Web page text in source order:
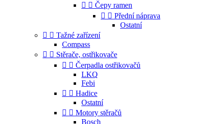
  Čepy ramen
  Přední náprava
Ostatní
  Tažné zařízení
Compass
  Stěrače, ostřikovače
  Čerpadla ostřikovačů
LKQ
Febi
  Hadice
Ostatní
  Motory stěračů
Bosch